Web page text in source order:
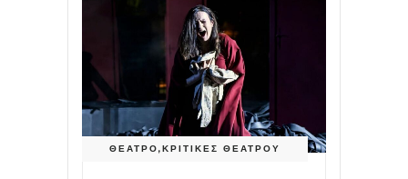
ΘΕΑΤΡΟ,ΚΡΙΤΙΚΕΣ ΘΕΑΤΡΟΥ